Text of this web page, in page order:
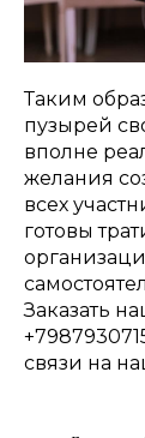
Таким
пузырей
вполне
желания
всех
готовы
Заказать
связи на